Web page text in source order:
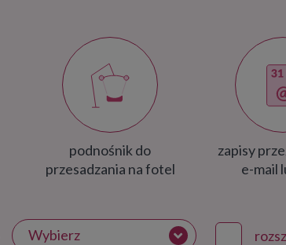
podnośnik do
przesadzania na fotel
zapisy
e-mail
Wybierz